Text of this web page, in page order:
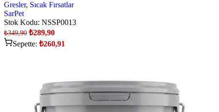
Gresler, Sıcak Fırsatlar
SarPet
Stok Kodu: NSSP0013
₺349,90 ₺289,90
Sepette: ₺260,91